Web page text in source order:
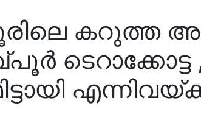
കറുത്ത
ടെറാക്കോട്ട